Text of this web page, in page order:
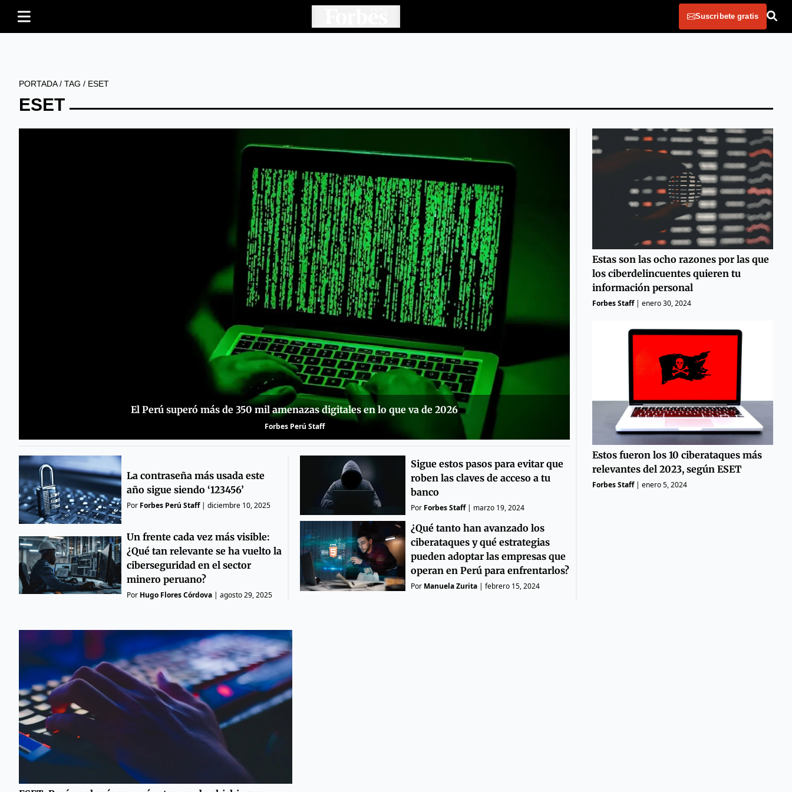
Suscribete gratis
PORTADA/ TAG / ESET
ESET
El Perú superó más de 350 mil amenazas digitales en lo que va de 2026
Forbes Perú Staff
La contraseña más usada este
año sigue siendo ‘123456’
Por Forbes Perú Staff| diciembre 10, 2025
Un frente cada vez más visible:
¿Qué tan relevante se ha vuelto la
ciberseguridad en el sector
minero peruano?
Por Hugo Flores Córdova| agosto 29, 2025
Sigue estos pasos para evitar que
roben las claves de acceso a tu
banco
Por Forbes Staff| marzo 19, 2024
¿Qué tanto han avanzado los
ciberataques y qué estrategias
pueden adoptar las empresas que
operan en Perú para enfrentarlos?
Por Manuela Zurita| febrero 15, 2024
Estas son las ocho razones por las que
los ciberdelincuentes quieren tu
información personal
Forbes Staff| enero 30, 2024
Estos fueron los 10 ciberataques más
relevantes del 2023, según ESET
Forbes Staff| enero 5, 2024